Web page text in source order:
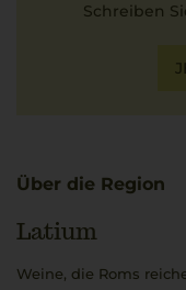
Schreiben
Über die Region
Latium
Weine, die Roms